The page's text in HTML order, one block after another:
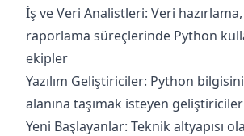
İş ve Veri Analistleri: Veri
raporlama süreçlerinde Python
ekipler
Yazılım Geliştiriciler: Python
alanına taşımak isteyen geliştiriciler
Yeni Başlayanlar: Teknik altyapısı